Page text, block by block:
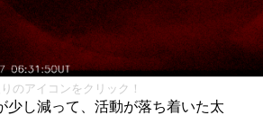
のアイコンをクリック！
少し減って、活動が落ち着いた太